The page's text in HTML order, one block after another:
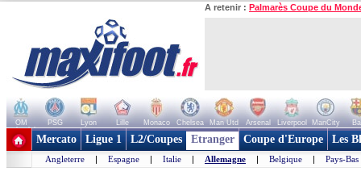
A retenir : Palmarès Coupe du
OM PSG Lyon Lille Monaco Chelsea Man Utd Arsenal Liverpool ManCity
+ de clubs
Mercato Ligue 1 L2/Coupes Etranger Coupe d'Europe Les
Angleterre | Espagne | Italie | Allemagne | Belgique | Pays-Bas